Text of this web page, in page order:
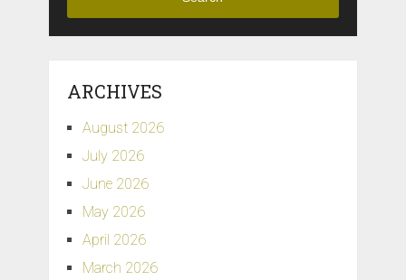
ARCHIVES
August 2026
July 2026
June 2026
May 2026
April 2026
March 2026